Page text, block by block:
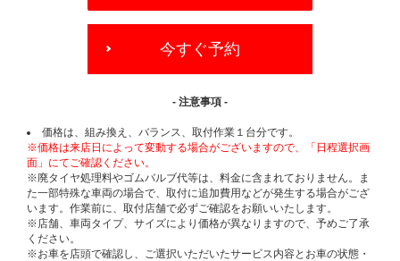
OPTIONS
今すぐ予約
- 注意事項 -
価格は、組み換え、バランス、取付作業１台分です。
※価格は来店日によって変動する場合がございますので、「日程選択画
面」にてご確認ください。
※廃タイヤ処理料やゴムバルブ代等は、料金に含まれておりません。ま
た一部特殊な車両の場合で、取付に追加費用などが発生する場合がござ
います。作業前に、取付店舗で必ずご確認をお願いいたします。
※店舗、車両タイプ、サイズにより価格が異なりますので、予めご了承
ください。
※お車を店頭で確認し、ご選択いただいたサービス内容とお車の状態・